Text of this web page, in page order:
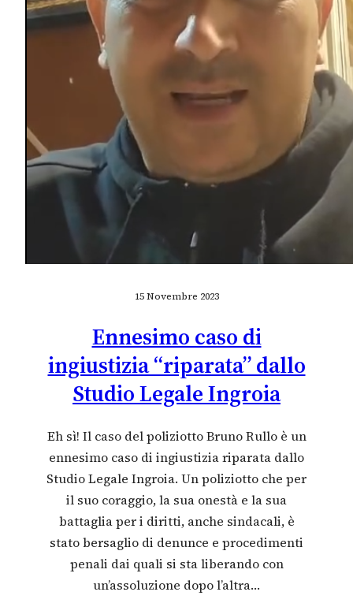
15 Novembre 2023
Ennesimo caso di
ingiustizia “riparata” dallo
Studio Legale Ingroia
Eh sì! Il caso del poliziotto Bruno Rullo è un
ennesimo caso di ingiustizia riparata dallo
Studio Legale Ingroia. Un poliziotto che per
il suo coraggio, la sua onestà e la sua
battaglia per i diritti, anche sindacali, è
stato bersaglio di denunce e procedimenti
penali dai quali si sta liberando con
un’assoluzione dopo l’altra…